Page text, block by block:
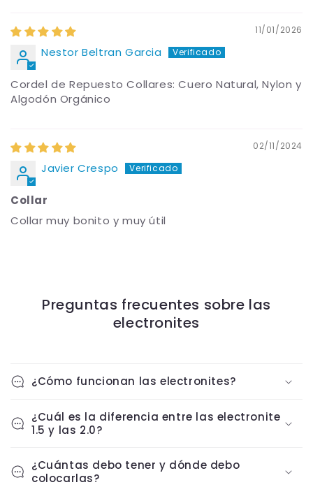
11/01/2026
Nestor Beltran Garcia
Cordel de Repuesto Collares: Cuero Natural, Nylon y
Algodón Orgánico
02/11/2024
Javier Crespo
Collar
Collar muy bonito y muy útil
Preguntas frecuentes sobre las
electronites
¿Cómo funcionan las electronites?
¿Cuál es la diferencia entre las electronite
1.5 y las 2.0?
¿Cuántas debo tener y dónde debo
colocarlas?